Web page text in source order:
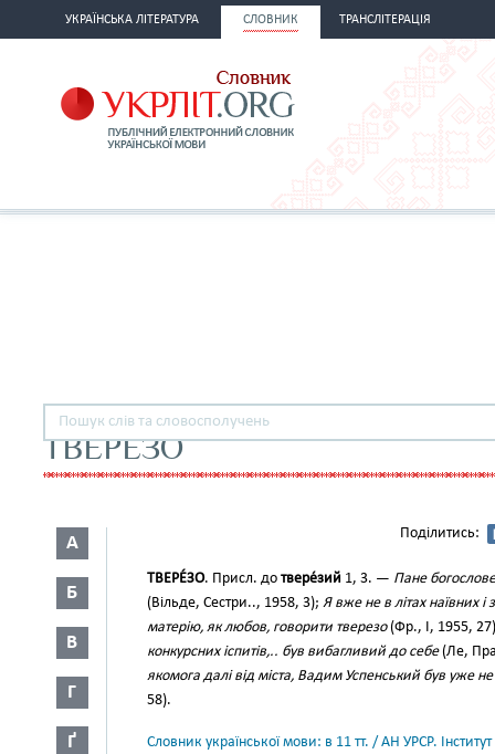
УКРАЇНСЬКА ЛІТЕРАТУРА СЛОВНИК ТРАНСЛІТЕРАЦІЯ
ТВЕРЕЗО
А
Б
В
Г
Ґ
Поділитись:
ТВЕРЕ́ЗО. Присл. до твере́зий 1, 3. — Пане
(Вільде, Сестри.., 1958, 3); Я вже не в літах наївних і
матерію, як любов, говорити тверезо(Фр., І, 1955,
конкурсних іспитів,.. був вибагливий до себе(Ле,
якомога далі від міста, Вадим Успенський був уже
58).
Словник української мови: в 11 тт. / АН УРСР.